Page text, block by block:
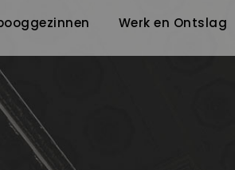
Werk en Ontslag